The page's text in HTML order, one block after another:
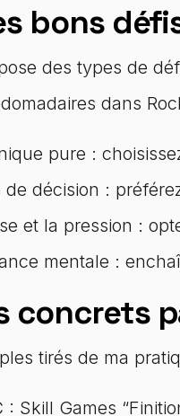
bons
des types de
dans
pure :
de décision :
et la pression :
mentale :
concrets
tirés de ma
: Skill Games